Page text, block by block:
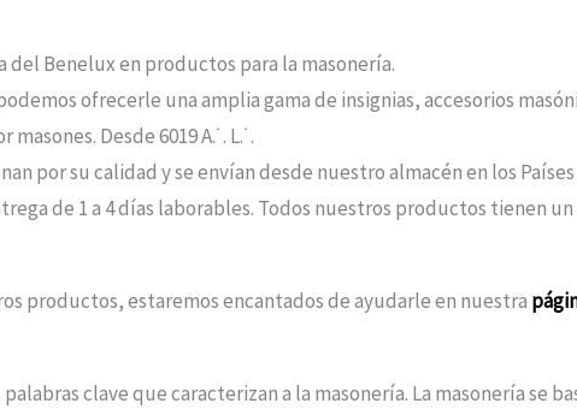
Benelux en productos para la masonería.
ofrecerle una amplia gama de insignias, accesorios
Desde 6019 A.˙. L.˙.
por su calidad y se envían desde nuestro almacén en los Países
de 1 a 4 días laborables. Todos nuestros productos tienen
productos, estaremos encantados de ayudarle en nuestra
clave que caracterizan a la masonería. La masonería se